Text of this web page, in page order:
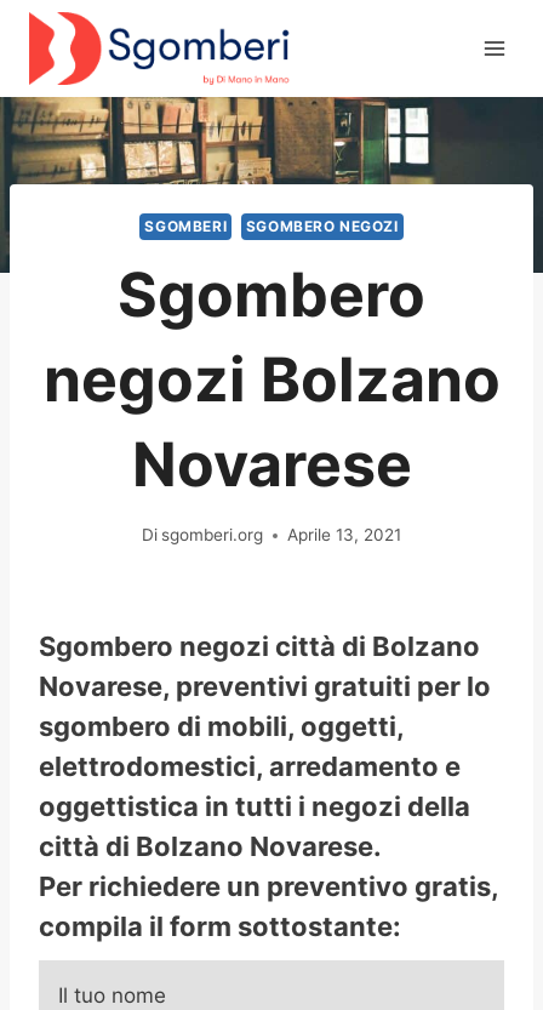
Salta
contenuto
SGOMBERI SGOMBERO NEGOZI
Sgombero
negozi Bolzano
Novarese
Di sgomberi.org Aprile 13, 2021
Sgombero negozi città di Bolzano
Novarese, preventivi gratuiti per lo
sgombero di mobili, oggetti,
elettrodomestici, arredamento e
oggettistica in tutti i negozi della
città di Bolzano Novarese.
Per richiedere un preventivo gratis,
compila il form sottostante:
Il tuo nome